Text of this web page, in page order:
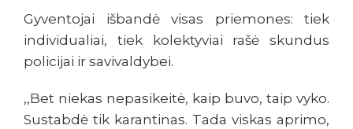
Gyventojai išbandė visas priemones: tiek
individualiai, tiek kolektyviai rašė skundus
policijai ir savivaldybei.
,,Bet niekas nepasikeitė, kaip buvo, taip vyko.
Sustabdė tik karantinas. Tada viskas aprimo,